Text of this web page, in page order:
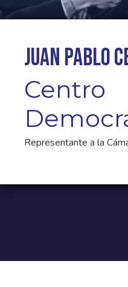
Juan Pablo
Centro
Representante a la